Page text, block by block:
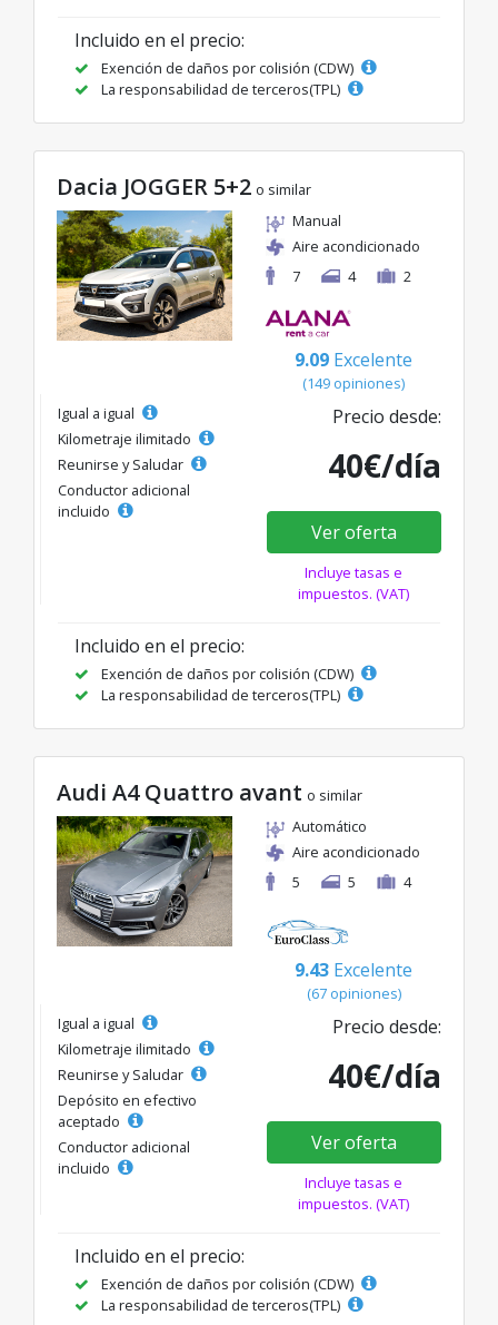
Incluido en el precio:
Exención de daños por colisión (CDW)
La responsabilidad de terceros(TPL)
Dacia JOGGER 5+2 o similar
Manual
Aire acondicionado
7
4 2
9.09 Excelente
(149 opiniones)
Igual a igual
Kilometraje ilimitado
Reunirse y Saludar
Conductor adicional
incluido
Precio desde:
40€/día
Ver oferta
Incluye tasas e
impuestos. (VAT)
Incluido en el precio:
Exención de daños por colisión (CDW)
La responsabilidad de terceros(TPL)
Audi A4 Quattro avant o similar
Automático
Aire acondicionado
5
5 4
9.43 Excelente
(67 opiniones)
Igual a igual
Kilometraje ilimitado
Reunirse y Saludar
Depósito en efectivo
aceptado
Conductor adicional
incluido
Precio desde:
40€/día
Ver oferta
Incluye tasas e
impuestos. (VAT)
Incluido en el precio:
Exención de daños por colisión (CDW)
La responsabilidad de terceros(TPL)